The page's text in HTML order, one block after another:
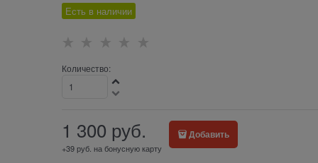
Есть в наличии
Количество:
1 300 руб.
+39 руб. на бонусную карту
Добавить